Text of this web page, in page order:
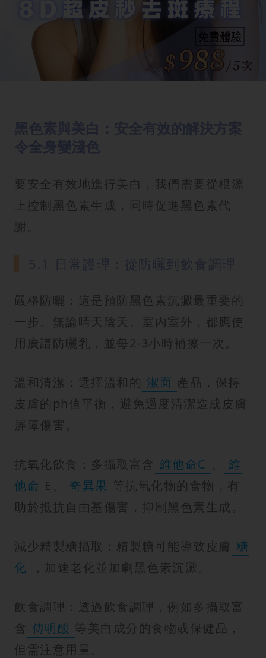
要安全有效地進行美白，我們需要從根源
上控制黑色素生成，同時促進黑色素代
謝。
嚴格防曬：這是預防黑色素沉澱最重要的
一步。無論晴天陰天、室內室外，都應使
用廣譜防曬乳，並每2-3小時補擦一次。
溫和清潔：選擇溫和的 潔面 產品，保持
皮膚的ph值平衡，避免過度清潔造成皮膚
屏障傷害。
抗氧化飲食：多攝取富含 維他命C 、
維
他命 E、 奇異果 等抗氧化物的食物，有
助於抵抗自由基傷害，抑制黑色素生成。
減少精製糖攝取：精製糖可能導致皮膚 糖
化
，加速老化並加劇黑色素沉澱。
飲食調理：透過飲食調理，例如多攝取富
含 傳明酸 等美白成分的食物或保健品，
但需注意用量。